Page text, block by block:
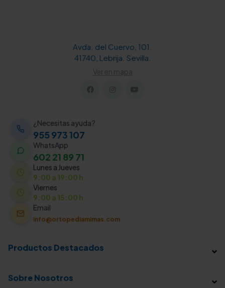
Avda. del Cuervo, 101.
41740, Lebrija. Sevilla.
Ver en mapa
¿Necesitas ayuda?
955 973 107
WhatsApp
602 21 89 71
Lunes a Jueves
9:00 a 19:00 h
Viernes
9:00 a 15:00 h
Email
info@ortopediamimas.com
Productos Destacados
Sobre Nosotros